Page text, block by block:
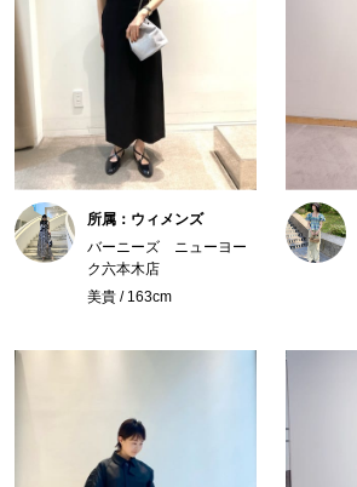
所属：ウィメンズ
バーニーズ ニューヨー
ク六本木店
美貴 / 163cm